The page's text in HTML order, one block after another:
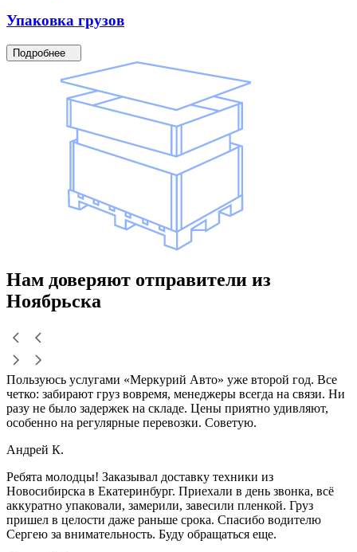
Упаковка грузов
Подробнее
Нам доверяют отправители из
Ноябрьска
Пользуюсь услугами «Меркурий Авто» уже второй год. Все
четко: забирают груз вовремя, менеджеры всегда на связи. Ни
разу не было задержек на складе. Цены приятно удивляют,
особенно на регулярные перевозки. Советую.
Андрей К.
Ребята молодцы! Заказывал доставку техники из
Новосибирска в Екатеринбург. Приехали в день звонка, всё
аккуратно упаковали, замерили, завесили пленкой. Груз
пришел в целости даже раньше срока. Спасибо водителю
Сергею за внимательность. Буду обращаться еще.